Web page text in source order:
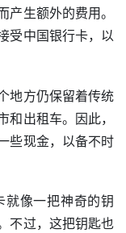
生额外的费用。
受中国银行卡，以
地方仍保留着传统
出租车。因此，
些现金，以备不时
像一把神奇的钥
不过，这把钥匙也